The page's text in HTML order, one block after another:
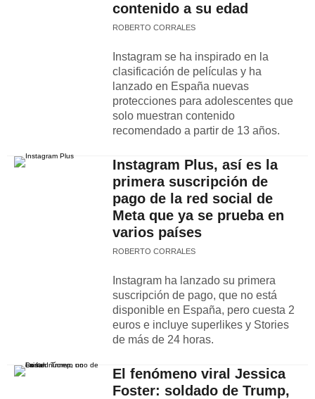
contenido a su edad
ROBERTO CORRALES
Instagram se ha inspirado en la
clasificación de películas y ha
lanzado en España nuevas
protecciones para adolescentes que
solo muestran contenido
recomendado a partir de 13 años.
Instagram Plus, así es la
primera suscripción de
pago de la red social de
Meta que ya se prueba en
varios países
ROBERTO CORRALES
Instagram ha lanzado su primera
suscripción de pago, que no está
disponible en España, pero cuesta 2
euros e incluye superlikes y Stories
de más de 24 horas.
El fenómeno viral Jessica
Foster: soldado de Trump,